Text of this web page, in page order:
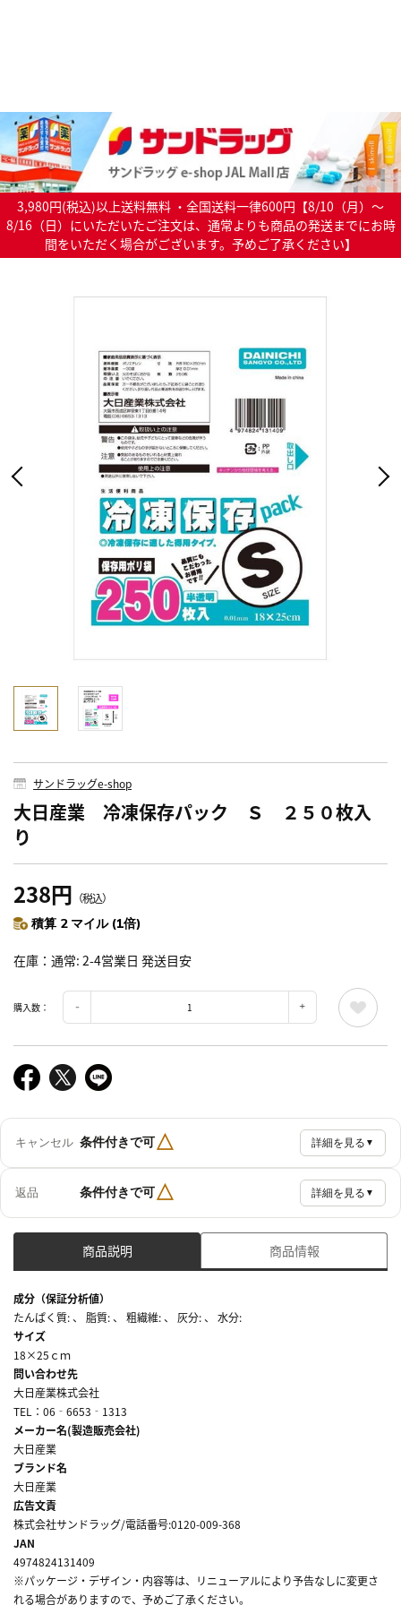
3,980円(税込)以上送料無料 ・全国送料一律600円【8/10（月）～
8/16（日）にいただいたご注文は、通常よりも商品の発送までにお時
間をいただく場合がございます。予めご了承ください】
サンドラッグe-shop
大日産業 冷凍保存パック Ｓ ２５０枚入
り
238円 （税込）
積算 2 マイル (1倍)
在庫 通常: 2-4営業日 発送目安
購入数：
キャンセル 条件付きで可△ 詳細を見る ▼
返品 条件付きで可△ 詳細を見る ▼
商品説明 商品情報
成分（保証分析値）
たんぱく質: 、 脂質: 、 粗繊維: 、 灰分: 、 水分:
サイズ
18×25ｃｍ
問い合わせ先
大日産業株式会社
TEL：06‐6653‐1313
メーカー名(製造販売会社)
大日産業
ブランド名
大日産業
広告文責
株式会社サンドラッグ/電話番号:0120-009-368
JAN
4974824131409
※パッケージ・デザイン・内容等は、リニューアルにより予告なしに変更さ
れる場合がありますので、予めご了承ください。